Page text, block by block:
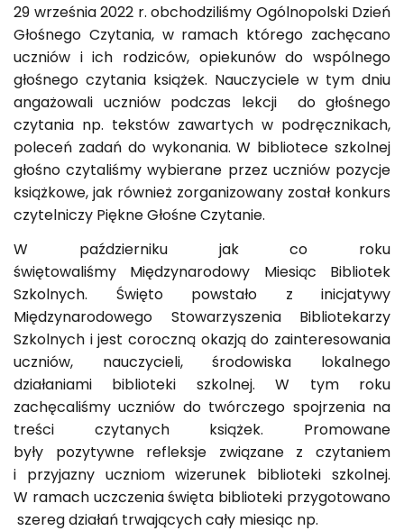
29 września 2022 r. obchodziliśmy Ogólnopolski Dzień
Głośnego Czytania, w ramach którego zachęcano
uczniów i ich rodziców, opiekunów do wspólnego
głośnego czytania książek. Nauczyciele w tym dniu
angażowali uczniów podczas lekcji do głośnego
czytania np. tekstów zawartych w podręcznikach,
poleceń zadań do wykonania. W bibliotece szkolnej
głośno czytaliśmy wybierane przez uczniów pozycje
książkowe, jak również zorganizowany został konkurs
czytelniczy Piękne Głośne Czytanie.
W październiku jak co roku
świętowaliśmy Międzynarodowy Miesiąc Bibliotek
Szkolnych. Święto powstało z inicjatywy
Międzynarodowego Stowarzyszenia Bibliotekarzy
Szkolnych i jest coroczną okazją do zainteresowania
uczniów, nauczycieli, środowiska lokalnego
działaniami biblioteki szkolnej. W tym roku
zachęcaliśmy uczniów do twórczego spojrzenia na
treści czytanych książek. Promowane
były pozytywne refleksje związane z czytaniem
i przyjazny uczniom wizerunek biblioteki szkolnej.
W ramach uczczenia święta biblioteki przygotowano
szereg działań trwających cały miesiąc np.